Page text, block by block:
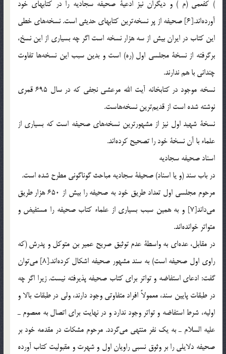
) كفعمي (م ) و ديگران نيز ادعية صحيفه سجاديه را در كتابهاي خود
آورده‌اند.[6] صحيفه از پر نسخه‌ترين كتابهاي حديثي است. نسخه‌هاي خطي
اين كتاب در ايران بيش از سه هزار نسخه است اگر چه بسياري از اين نسخ،
برگرفته از نسخة مجلسي اول (ره) است و بدين سبب اين نسخه‌ها تفاوت
چنداني با هم ندارند.
نسخه موجود در كتابخانه آيت الله مرعشي نجفي كه در سال 695 قمري
نوشته شده است از قديم‌ترين نسخه‌هاست.
نسخة شهيد اول نيز از مشهورترين نسخه‌‌هاي صحيفه است كه بسياري از
علماء با آن نسخة خود را تصحيح كرده‌اند.
اسناد صحيفه سجاديه
در باب سند (و يا اسناد) صحيفة سجاديه مباحث گوناگوني مطرح شده است.
مرحوم مجلسي اول تعداد طريق خود به صحيفه را بيش از 650 هزار طريق
مي‌داند[7] و به همين سبب بسياري از علماء كتاب صحيفه را مستفيض و
متواتر خوانده‌اند.
در مقابل، عده‌اي به واسطة عدم توثيق صريح عمير بن متوكل و پدرش (كه
راوي اول صحيفه است) به سند مشهور صحيفه اشكال كرده‌اند.[8] مي‌توان
گفت: ادعاي استفاضه و تواتر براي كتاب صحيفه پذيرفته نيست. زيرا اگر چه
در طبقات پايين سند، معمولاً افراد متفاوتي وجود دارند، ولي در طبقات بالا و
اوليه، شرط استفاضه و تواتر وجود ندارد و در نهايت براي اتصال به معصوم ـ
عليه السلام ـ به يك نفر منتهي مي‌گردد. مرحوم مشكات در مقدمه خود بر
صحيفه دلايلي را بر وثوق نسبي راويان اول و شهرت و مقبوليت كتاب آورده